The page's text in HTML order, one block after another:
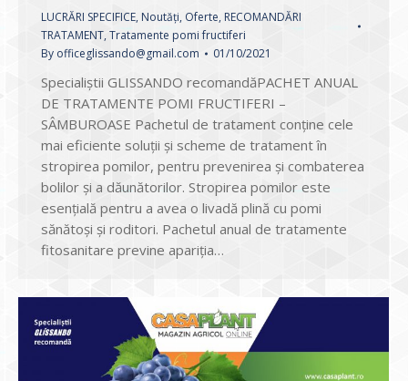
LUCRĂRI SPECIFICE, Noutăți, Oferte, RECOMANDĂRI
TRATAMENT,Tratamente pomi fructiferi
By officeglissando@gmail.com 01/10/2021
Specialiștii GLISSANDO recomandăPACHET ANUAL
DE TRATAMENTE POMI FRUCTIFERI –
SÂMBUROASE Pachetul de tratament conține cele
mai eficiente soluții și scheme de tratament în
stropirea pomilor, pentru prevenirea și combaterea
bolilor și a dăunătorilor. Stropirea pomilor este
esențială pentru a avea o livadă plină cu pomi
sănătoși și roditori. Pachetul anual de tratamente
fitosanitare previne apariția…